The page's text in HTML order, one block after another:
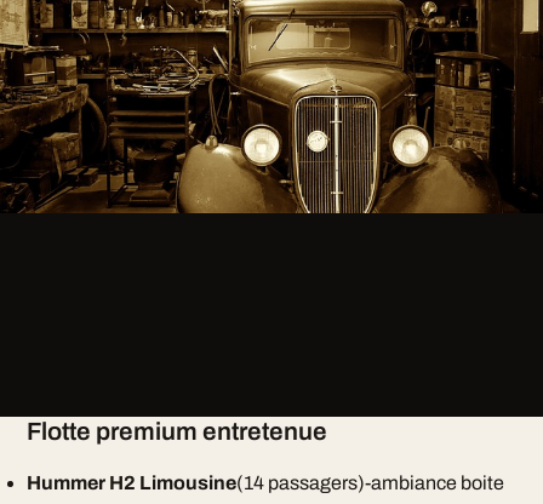
Flotte premium entretenue
Hummer H2 Limousine(14 passagers)-ambiance boite